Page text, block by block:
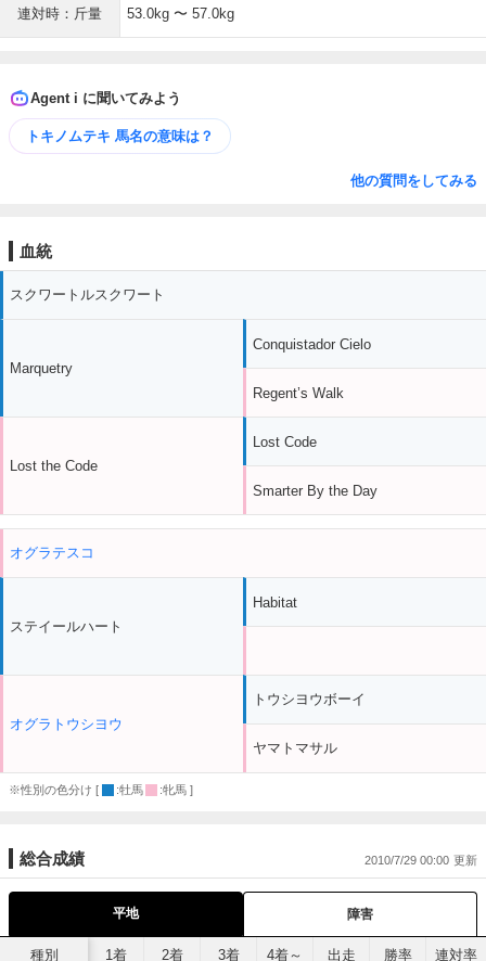
連対時：斤量 53.0kg 〜 57.0kg
Agent i に聞いてみよう
トキノムテキ 馬名の意味は？
他の質問をしてみる
血統
スクワートルスクワート
Marquetry
Lost the Code
Conquistador Cielo
Regent’s Walk
Lost Code
Smarter By the Day
オグラテスコ
ステイールハート
オグラトウシヨウ
Habitat
トウシヨウボーイ
ヤマトマサル
※性別の色分け [ :牡馬 :牝馬 ]
総合成績 2010/7/29 00:00
平地 障害
種別 1着 2着 3着 4着～ 出走 勝率 連対率